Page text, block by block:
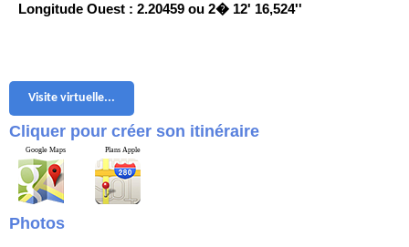
Longitude Ouest : 2.20459 ou 2� 12' 16,524''
Visite virtuelle...
Cliquer pour créer son itinéraire
Google Maps Plans Apple
Photos